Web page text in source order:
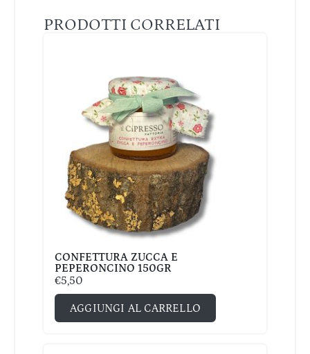
PRODOTTI CORRELATI
CONFETTURA ZUCCA E
PEPERONCINO 150GR
€5,50
AGGIUNGI AL CARRELLO